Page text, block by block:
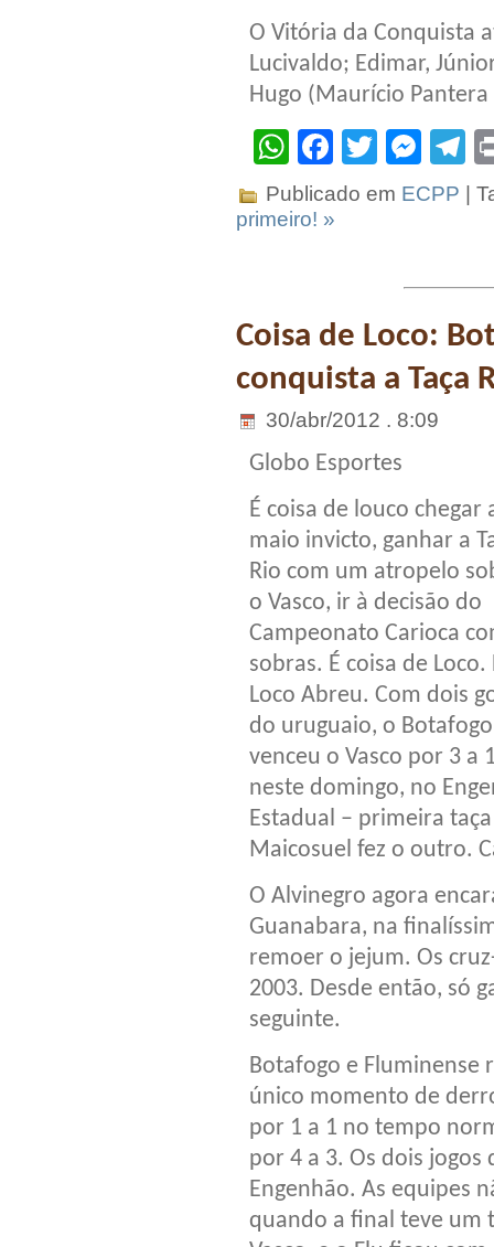
O Vitória da Conquista
Lucivaldo; Edimar,
Hugo (Maurício
WhatsApp
Facebook
Twitter
Publicado em ECPP |
primeiro! »
Coisa de Loco:
conquista a Taça
30/abr/2012 . 8:09
Globo Esportes
É coisa de louco chegar
maio invicto, ganhar a
Rio com um atropelo
o Vasco, ir à decisão do
Campeonato Carioca
sobras. É coisa de Loco.
Loco Abreu. Com dois
do uruguaio, o Botafogo
venceu o Vasco por 3 a
neste domingo, no
Estadual – primeira
Maicosuel fez o outro.
O Alvinegro agora
Guanabara, na
remoer o jejum. Os
2003. Desde então, só
seguinte.
Botafogo e
único momento de
por 1 a 1 no tempo
por 4 a 3. Os dois
Engenhão. As equipes
quando a final teve um